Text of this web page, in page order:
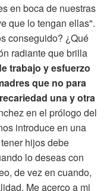
en boca de nuestras
que lo tengan ellas".
conseguido? ¿Qué
radiante que brilla
trabajo y esfuerzo
que no para
una y otra
en el prólogo del
introduce en una
hijos debe
lo deseas con
de vez en cuando,
Me acerco a mi